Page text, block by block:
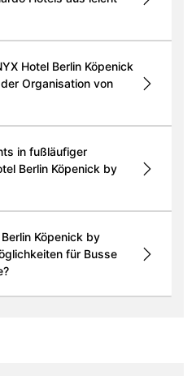
Hotel Berlin Köpenick
Organisation von
in fußläufiger
Berlin Köpenick by
Köpenick by
für Busse